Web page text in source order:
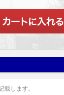
載します。